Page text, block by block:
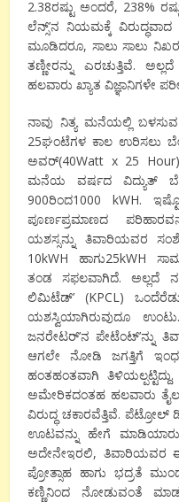
2.38ರಷ್ಟು ಅಂದರೆ, 238%
ಲೆನ್ಸ್’ನ ನಿಯಮಕ್ಕೆ
ಮೂಡಿದರೂ, ಸಾಲು ಸಾಲು
ತಣ್ಣೀರನ್ನು ಎರಚುತ್ತಿವೆ.
ಹಲವಾರು ಖ್ಯಾತ ವಿಜ್ಞಾನಿಗಳೇ
ನಾವು ನಿತ್ಯ ಮನೆಯಲ್ಲಿ
25ಘಂಟೆಗಳ ಕಾಲ ಉರಿಸಲು
ಅವರ್(40Watt x 25
ಮನೆಯ ವರ್ಷದ ವಿದ್ಯುತ್
900ರಿಂದ1000 kWH.
ಪೂರ್ಣಪ್ರಮಾಣದ
ಯಶಸ್ಸನ್ನು ತಿವಾರಿಯವರ
10kWH ಹಾಗು25kWH
ತಂಡ ಸಫಲವಾಗಿದೆ. ಅಲ್ಲದೆ
ಲಿಮಿಟೆಡ್’ (KPCL)
ಯಶಸ್ವಿಯಾಗಿರುವುದೂ
ಜನರೇಟರ್’ನ ಪೇಟೆಂಟ್’ನ್ನು
ಆಗಲೇ ನೋಡಿ ಜಗತ್ತಿಗೆ
ಹಂತಹಂತವಾಗಿ
ಅಮೇರಿಕದಂತಹ ಹಲವಾರು
ವಿರುದ್ಧ ಚಕಾರವೆತ್ತಿವೆ. ಪೆಟ್ರೋಲ್
ಊಟವನ್ನು ಹೇಗೆ
ಅದೇನೇಇರಲಿ, ತಿವಾರಿಯವರ ಈ
ಪ್ರೋತ್ಸಾಹ ಹಾಗು ಭದ್ರತೆ
ಕಣ್ಣಿನಿಂದ ನೋಡುವಂತೆ